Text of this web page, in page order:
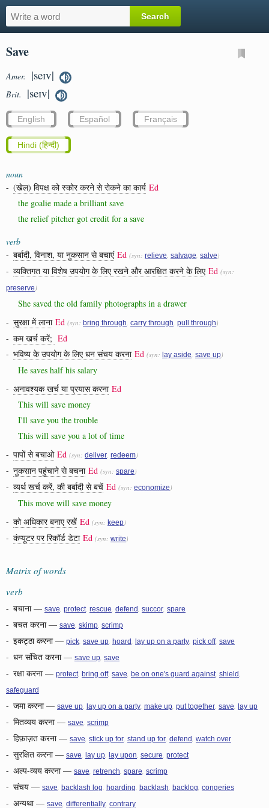
Save
Amer. |seɪv|
Brit. |seɪv|
English Español Français
Hindi (हिन्दी)
noun
- (खेल) विपक्ष को स्कोर करने से रोकने का कार्य Ed
the goalie made a brilliant save
the relief pitcher got credit for a save
verb
- बर्बादी, विनाश, या नुकसान से बचाएं Ed (syn: relieve salvage salve )
- व्यक्तिगत या विशेष उपयोग के लिए रखने और आरक्षित करने के लिए Ed (syn:
preserve )
She saved the old family photographs in a drawer
- सुरक्षा में लाना Ed (syn: bring through carry through pull through )
- कम खर्च करें; Ed
- भविष्य के उपयोग के लिए धन संचय करना Ed (syn: lay aside save up)
He saves half his salary
- अनावश्यक खर्च या प्रयास करना Ed
This will save money
I'll save you the trouble
This will save you a lot of time
- पापों से बचाओ Ed (syn: deliver redeem)
- नुकसान पहुंचाने से बचना Ed (syn: spare )
- व्यर्थ खर्च करें, की बर्बादी से बचें Ed (syn: economize )
This move will save money
- को अधिकार बनाए रखें Ed (syn: keep)
- कंप्यूटर पर रिकॉर्ड डेटा Ed (syn: write )
Matrix of words
verb
- बचाना— save protect rescue defend succor spare
- बचत करना— save skimp scrimp
- इकट्ठा करना— pick save up hoard lay up on a party pick off, save
- धन संचित करना— save up save
- रक्षा करना— protect bring off, save be on one's guard against shield
safeguard
- जमा करना— save up lay up on a party make up put together save lay up
- मितव्यय करना— save scrimp
- हिफ़ाज़त करना— save stick up for stand up for defend watch over
- सुरक्षित करना— save lay up lay upon secure protect
- अल्प-व्यय करना— save retrench spare scrimp
- संचय — save backlash log hoarding backlash backlog congeries
- अन्यथा— save differentially contrary